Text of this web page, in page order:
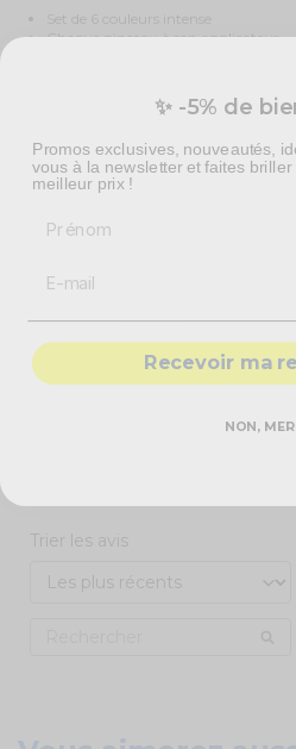
Set de 6 couleurs intense
Chaque pinceau à son applicateur
Non testé sur les animaux
4
contrôle
Voir tous les avis sur ce site
5étoiles
0
Trier les avis
✨ -5% de
Promos exclusives, nouveautés,
vous à la newsletter et faites
meilleur prix !
Recevoir ma
NON,